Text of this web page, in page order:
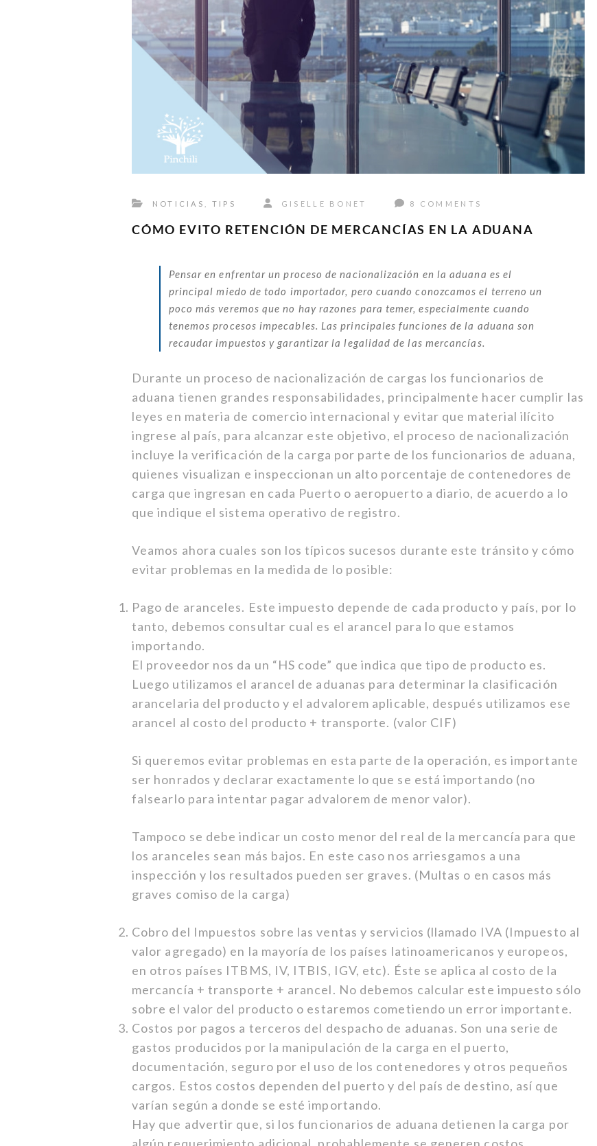
NOTICIAS TIPS GISELLE BONET 8 COMMENTS
CÓMO EVITO RETENCIÓN DE MERCANCÍAS EN LA ADUANA
Pensar en enfrentar un proceso de nacionalización en la aduana es el
principal miedo de todo importador, pero cuando conozcamos el terreno un
poco más veremos que no hay razones para temer, especialmente cuando
tenemos procesos impecables. Las principales funciones de la aduana son
recaudar impuestos y garantizar la legalidad de las mercancías.
Durante un proceso de nacionalización de cargas los funcionarios de
aduana tienen grandes responsabilidades, principalmente hacer cumplir las
leyes en materia de comercio internacional y evitar que material ilícito
ingrese al país, para alcanzar este objetivo, el proceso de nacionalización
incluye la verificación de la carga por parte de los funcionarios de aduana,
quienes visualizan e inspeccionan un alto porcentaje de contenedores de
carga que ingresan en cada Puerto o aeropuerto a diario, de acuerdo a lo
que indique el sistema operativo de registro.
Veamos ahora cuales son los típicos sucesos durante este tránsito y cómo
evitar problemas en la medida de lo posible:
Pago de aranceles. Este impuesto depende de cada producto y país, por lo
tanto, debemos consultar cual es el arancel para lo que estamos
importando.
El proveedor nos da un “HS code” que indica que tipo de producto es.
Luego utilizamos el arancel de aduanas para determinar la clasificación
arancelaria del producto y el advalorem aplicable, después utilizamos ese
arancel al costo del producto + transporte. (valor CIF)
Si queremos evitar problemas en esta parte de la operación, es importante
ser honrados y declarar exactamente lo que se está importando (no
falsearlo para intentar pagar advalorem de menor valor).
Tampoco se debe indicar un costo menor del real de la mercancía para que
los aranceles sean más bajos. En este caso nos arriesgamos a una
inspección y los resultados pueden ser graves. (Multas o en casos más
graves comiso de la carga)
Cobro del Impuestos sobre las ventas y servicios (llamado IVA (Impuesto al
valor agregado) en la mayoría de los países latinoamericanos y europeos,
en otros países ITBMS, IV, ITBIS, IGV, etc). Éste se aplica al costo de la
mercancía + transporte + arancel. No debemos calcular este impuesto sólo
sobre el valor del producto o estaremos cometiendo un error importante.
Costos por pagos a terceros del despacho de aduanas. Son una serie de
gastos producidos por la manipulación de la carga en el puerto,
documentación, seguro por el uso de los contenedores y otros pequeños
cargos. Estos costos dependen del puerto y del país de destino, así que
varían según a donde se esté importando.
Hay que advertir que, si los funcionarios de aduana detienen la carga por